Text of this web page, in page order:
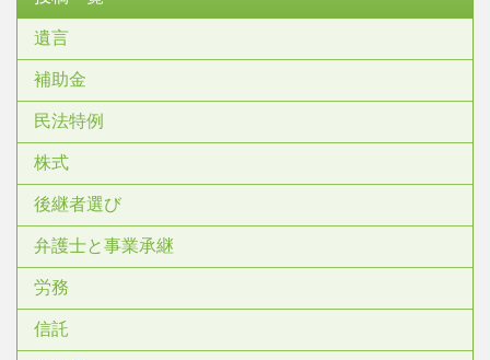
遺言
補助金
民法特例
株式
後継者選び
弁護士と事業承継
労務
信託